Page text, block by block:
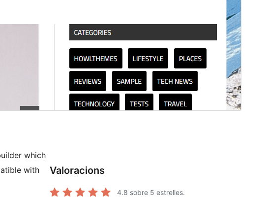
which
with
Valoracions
4.8 sobre 5 estrelles.